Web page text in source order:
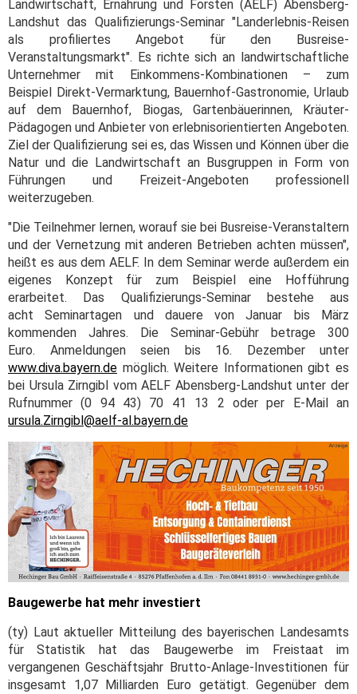
Landwirtschaft, Ernährung und Forsten (AELF) Abensberg-
Landshut das Qualifizierungs-Seminar "Landerlebnis-Reisen
als profiliertes Angebot für den Busreise-
Veranstaltungsmarkt". Es richte sich an landwirtschaftliche
Unternehmer mit Einkommens-Kombinationen – zum
Beispiel Direkt-Vermarktung, Bauernhof-Gastronomie, Urlaub
auf dem Bauernhof, Biogas, Gartenbäuerinnen, Kräuter-
Pädagogen und Anbieter von erlebnisorientierten Angeboten.
Ziel der Qualifizierung sei es, das Wissen und Können über die
Natur und die Landwirtschaft an Busgruppen in Form von
Führungen und Freizeit-Angeboten professionell
weiterzugeben.
"Die Teilnehmer lernen, worauf sie bei Busreise-Veranstaltern
und der Vernetzung mit anderen Betrieben achten müssen",
heißt es aus dem AELF. In dem Seminar werde außerdem ein
eigenes Konzept für zum Beispiel eine Hofführung
erarbeitet. Das Qualifizierungs-Seminar bestehe aus
acht Seminartagen und dauere von Januar bis März
kommenden Jahres. Die Seminar-Gebühr betrage 300
Euro. Anmeldungen seien bis 16. Dezember unter
www.diva.bayern.de möglich. Weitere Informationen gibt es
bei Ursula Zirngibl vom AELF Abensberg-Landshut unter der
Rufnummer (0 94 43) 70 41 13 2 oder per E-Mail an
ursula.Zirngibl@aelf-al.bayern.de
Baugewerbe hat mehr investiert
(ty) Laut aktueller Mitteilung des bayerischen Landesamts
für Statistik hat das Baugewerbe im Freistaat im
vergangenen Geschäftsjahr Brutto-Anlage-Investitionen für
insgesamt 1,07 Milliarden Euro getätigt. Gegenüber dem